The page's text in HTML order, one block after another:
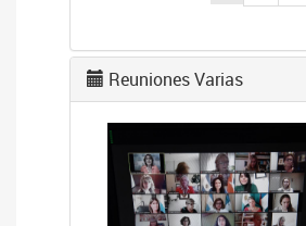
Reuniones Varias